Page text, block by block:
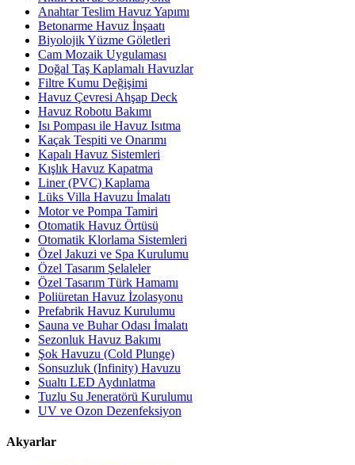
Anahtar Teslim Havuz Yapımı
Betonarme Havuz İnşaatı
Biyolojik Yüzme Göletleri
Cam Mozaik Uygulaması
Doğal Taş Kaplamalı Havuzlar
Filtre Kumu Değişimi
Havuz Çevresi Ahşap Deck
Havuz Robotu Bakımı
Isı Pompası ile Havuz Isıtma
Kaçak Tespiti ve Onarımı
Kapalı Havuz Sistemleri
Kışlık Havuz Kapatma
Liner (PVC) Kaplama
Lüks Villa Havuzu İmalatı
Motor ve Pompa Tamiri
Otomatik Havuz Örtüsü
Otomatik Klorlama Sistemleri
Özel Jakuzi ve Spa Kurulumu
Özel Tasarım Şelaleler
Özel Tasarım Türk Hamamı
Poliüretan Havuz İzolasyonu
Prefabrik Havuz Kurulumu
Sauna ve Buhar Odası İmalatı
Sezonluk Havuz Bakımı
Şok Havuzu (Cold Plunge)
Sonsuzluk (Infinity) Havuzu
Sualtı LED Aydınlatma
Tuzlu Su Jeneratörü Kurulumu
UV ve Ozon Dezenfeksiyon
Akyarlar